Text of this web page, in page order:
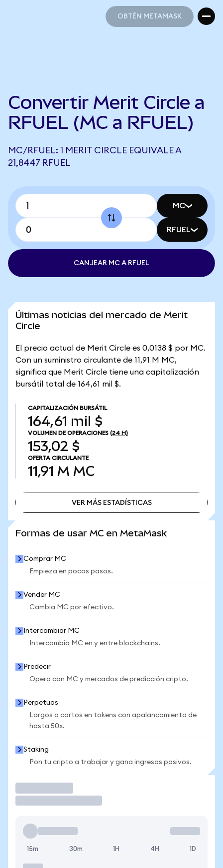
OBTÉN METAMASK
Convertir Merit Circle a
RFUEL (MC a RFUEL)
MC/RFUEL: 1 MERIT CIRCLE EQUIVALE A
21,8447 RFUEL
MC
RFUEL
CANJEAR MC A RFUEL
Últimas noticias del mercado de Merit
Circle
El precio actual de Merit Circle es 0,0138 $ por MC.
Con un suministro circulante de 11,91 M MC,
significa que Merit Circle tiene una capitalización
bursátil total de 164,61 mil $.
CAPITALIZACIÓN BURSÁTIL
164,61 mil $
VOLUMEN DE OPERACIONES (24 H)
153,02 $
OFERTA CIRCULANTE
11,91 M MC
VER MÁS ESTADÍSTICAS
Formas de usar MC en MetaMask
Comprar MC
Empieza en pocos pasos.
Vender MC
Cambia MC por efectivo.
Intercambiar MC
Intercambia MC en y entre blockchains.
Predecir
Opera con MC y mercados de predicción cripto.
Perpetuos
Largos o cortos en tokens con apalancamiento de
hasta 50x.
Staking
Pon tu cripto a trabajar y gana ingresos pasivos.
15m 30m 1H 4H 1D